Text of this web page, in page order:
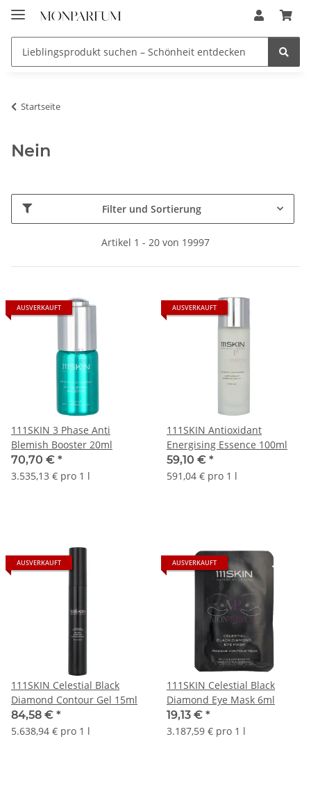
Startseite
Nein
Filter und Sortierung
Artikel 1 - 20 von 19997
AUSVERKAUFT
111SKIN 3 Phase Anti
Blemish Booster 20ml
70,70 € *
3.535,13 € pro 1 l
AUSVERKAUFT
111SKIN Antioxidant
Energising Essence 100ml
59,10 € *
591,04 € pro 1 l
AUSVERKAUFT
111SKIN Celestial Black
Diamond Contour Gel 15ml
84,58 € *
5.638,94 € pro 1 l
AUSVERKAUFT
111SKIN Celestial Black
Diamond Eye Mask 6ml
19,13 € *
3.187,59 € pro 1 l